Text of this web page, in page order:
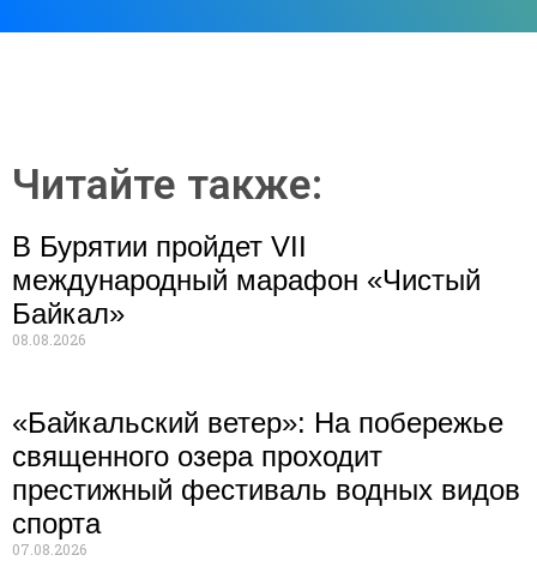
Читайте также:
В Бурятии пройдет VII
международный марафон «Чистый
Байкал»
08.08.2026
«Байкальский ветер»: На побережье
священного озера проходит
престижный фестиваль водных видов
спорта
07.08.2026